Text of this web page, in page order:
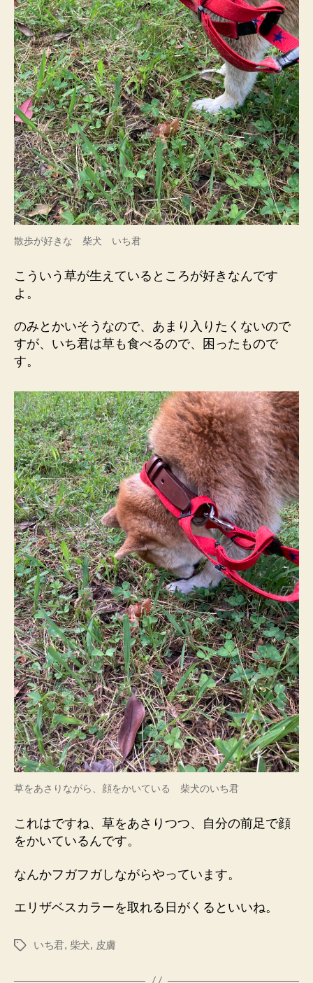
散歩が好きな 柴犬 いち君
こういう草が生えているところが好きなんです
よ。
のみとかいそうなので、あまり入りたくないので
すが、いち君は草も食べるので、困ったもので
す。
草をあさりながら、顔をかいている 柴犬のいち君
これはですね、草をあさりつつ、自分の前足で顔
をかいているんです。
なんかフガフガしながらやっています。
エリザベスカラーを取れる日がくるといいね。
タ
いち君, 柴犬, 皮膚